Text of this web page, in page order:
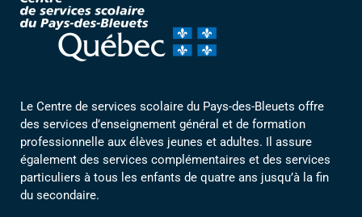
Le Centre de services scolaire du Pays-des-Bleuets offre
des services d’enseignement général et de formation
professionnelle aux élèves jeunes et adultes. Il assure
également des services complémentaires et des services
particuliers à tous les enfants de quatre ans jusqu’à la fin
du secondaire.